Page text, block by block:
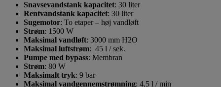
Snavsevandstank kapacitet: 30 liter
Rentvandstank kapacitet: 30 liter
Sugemotor: To etaper – høj vandløft
Strøm: 1500 W
Maksimal vandløft: 3000 mm H2O
Maksimal luftstrøm: 45 l / sek.
Pumpe med bypass: Membran
Strøm: 80 W
Maksimalt tryk: 9 bar
Maksimal vandgennemstrømning: 4,5 l / min